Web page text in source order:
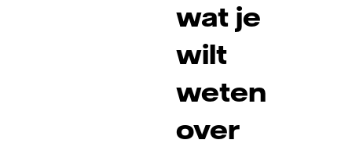
wat je
wilt
weten
over